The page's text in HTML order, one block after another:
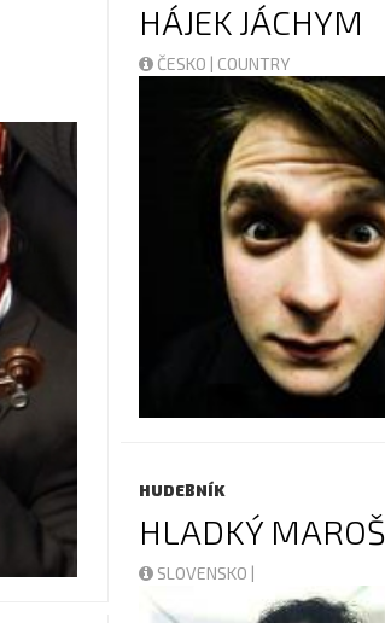
HÁJEK JÁCHYM
ČESKO | COUNTRY
HUDEBNÍK
HLADKÝ MAROŠ
SLOVENSKO |